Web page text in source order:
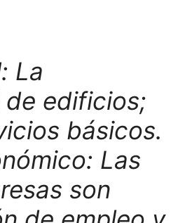
La
edificios;
básicos.
Las
son